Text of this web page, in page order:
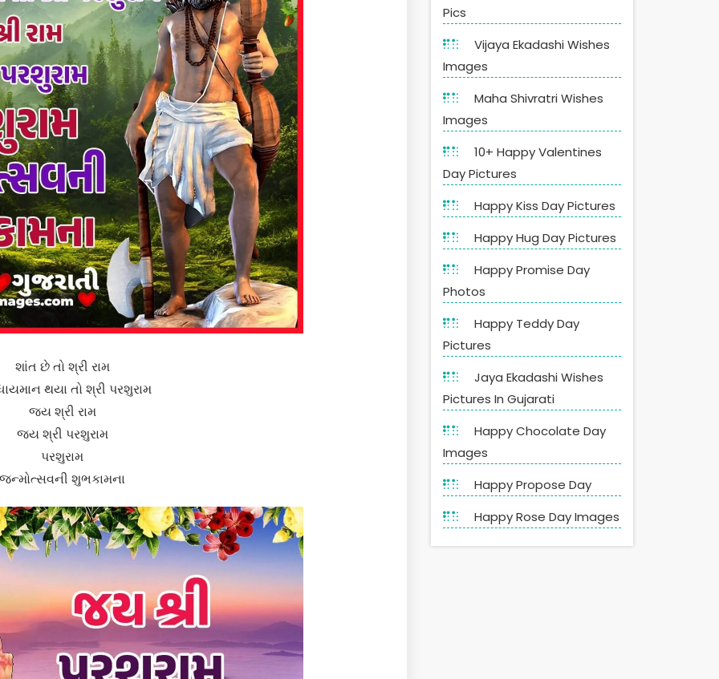
શાંત છે તો શ્રી રામ
થયા તો શ્રી પરશુરામ
જય શ્રી રામ
જય શ્રી પરશુરામ
પરશુરામ
જન્મોત્સવની શુભકામના
Pics
Vijaya Ekadashi Wishes
Images
Maha Shivratri Wishes
Images
10+ Happy Valentines
Day Pictures
Happy Kiss Day Pictures
Happy Hug Day Pictures
Happy Promise Day
Photos
Happy Teddy Day
Pictures
Jaya Ekadashi Wishes
Pictures In Gujarati
Happy Chocolate Day
Images
Happy Propose Day
Happy Rose Day Images